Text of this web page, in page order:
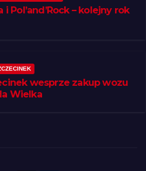
i Pol’and’Rock – kolejny rok
wesprze zakup wozu
Wielka